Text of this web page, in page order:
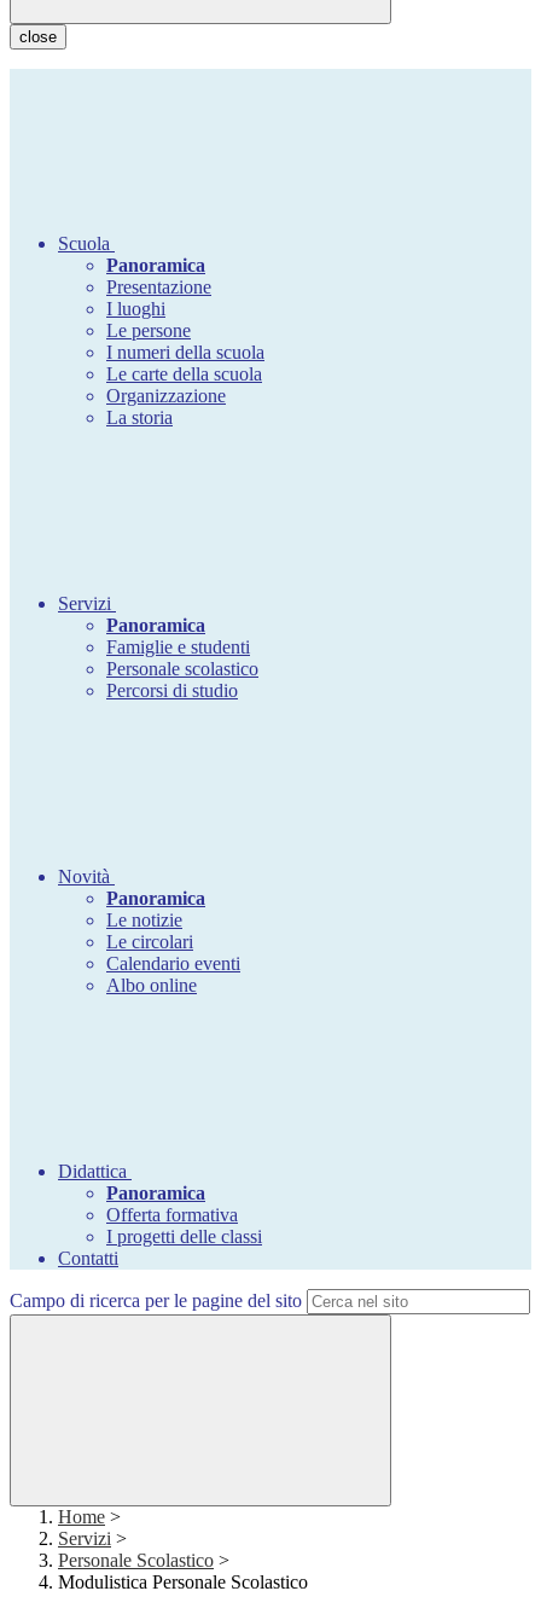
close
Scuola
Panoramica
Presentazione
I luoghi
Le persone
I numeri della scuola
Le carte della scuola
Organizzazione
La storia
Servizi
Panoramica
Famiglie e studenti
Personale scolastico
Percorsi di studio
Novità
Panoramica
Le notizie
Le circolari
Calendario eventi
Albo online
Didattica
Panoramica
Offerta formativa
I progetti delle classi
Contatti
Campo di ricerca per le pagine del sito
Home >
Servizi >
Personale Scolastico >
Modulistica Personale Scolastico